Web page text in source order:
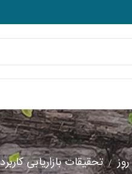
تحقیقات بازاریابی